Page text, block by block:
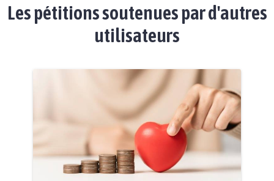
Les pétitions soutenues par d'autres
utilisateurs